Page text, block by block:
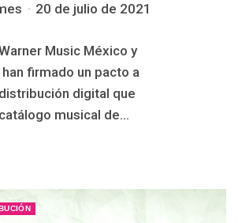
20 de julio de 2021
Music México y
firmado un pacto a
digital que
musical de...